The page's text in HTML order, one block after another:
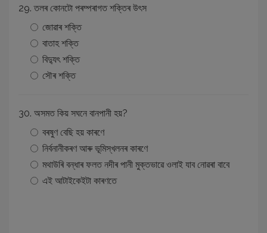
29. তলৰ কোনটো পৰম্পৰাগত শক্তিৰ উৎস
জোৱাৰ শক্তি
বাতাহ শক্তি
বিদ্যুৎ শক্তি
সৌৰ শক্তি
30. অসমত কিয় সঘনে বানপানী হয়?
বৰষুণ বেছি হয় কাৰণে
নির্বনানীকৰণ আৰু ভূমিস্খলনৰ কাৰণে
মথাউৰি বন্ধাৰ ফলত নদীৰ পানী মুক্তভাৱে ওলাই যাব নােৱৰা বাবে
এই আটাইকেইটা কাৰণতে